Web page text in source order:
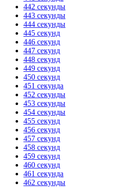
442 секунды
443 секунды
444 секунды
445 секунд
446 секунд
447 секунд
448 секунд
449 секунд
450 секунд
451 секунда
452 секунды
453 секунды
454 секунды
455 секунд
456 секунд
457 секунд
458 секунд
459 секунд
460 секунд
461 секунда
462 секунды